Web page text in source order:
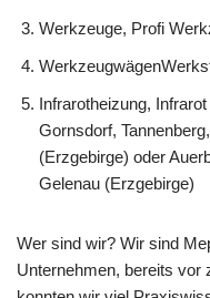
Werkzeuge, Profi
Infrarotheizung,
Gornsdorf,
(Erzgebirge) oder
Gelenau (Erzgebirge)
Wer sind wir? Wir sind
Unternehmen, bereits vor